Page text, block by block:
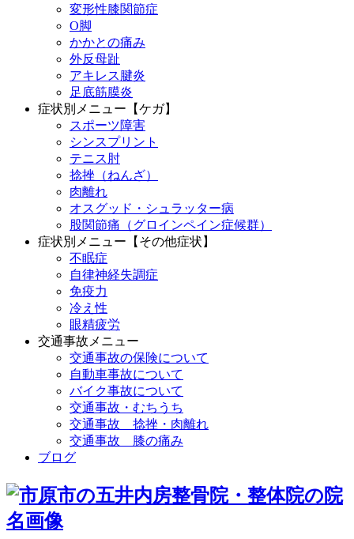
変形性膝関節症
O脚
かかとの痛み
外反母趾
アキレス腱炎
足底筋膜炎
症状別メニュー【ケガ】
スポーツ障害
シンスプリント
テニス肘
捻挫（ねんざ）
肉離れ
オスグッド・シュラッター病
股関節痛（グロインペイン症候群）
症状別メニュー【その他症状】
不眠症
自律神経失調症
免疫力
冷え性
眼精疲労
交通事故メニュー
交通事故の保険について
自動車事故について
バイク事故について
交通事故・むちうち
交通事故 捻挫・肉離れ
交通事故 膝の痛み
ブログ